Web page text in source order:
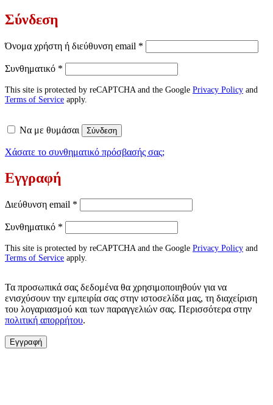
Σύνδεση
Όνομα χρήστη ή διεύθυνση email *
Συνθηματικό *
This site is protected by reCAPTCHA and the Google Privacy Policy and
Terms of Service apply.
Να με θυμάσαι Σύνδεση
Χάσατε το συνθηματικό πρόσβασής σας;
Εγγραφή
Διεύθυνση email *
Συνθηματικό *
This site is protected by reCAPTCHA and the Google Privacy Policy and
Terms of Service apply.
Τα προσωπικά σας δεδομένα θα χρησιμοποιηθούν για να
ενισχύσουν την εμπειρία σας στην ιστοσελίδα μας, τη διαχείριση
του λογαριασμού και των παραγγελιών σας. Περισσότερα στην
πολιτική απορρήτου.
Εγγραφή